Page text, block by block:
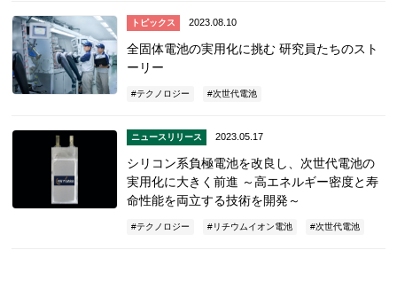
トピックス 2023.08.10
全固体電池の実用化に挑む 研究員たちのスト
ーリー
テクノロジー 次世代電池
ニュースリリース 2023.05.17
シリコン系負極電池を改良し、次世代電池の
実用化に大きく前進 ～高エネルギー密度と寿
命性能を両立する技術を開発～
テクノロジー リチウムイオン電池 次世代電池